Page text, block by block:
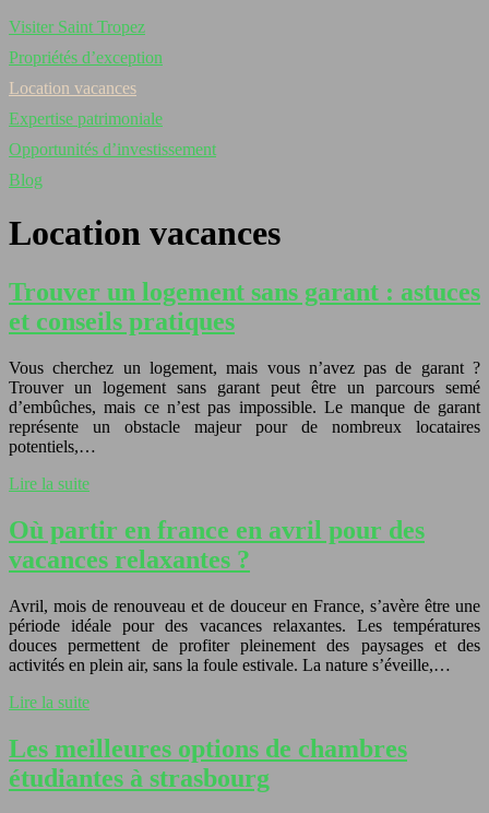
Visiter Saint Tropez
Propriétés d’exception
Location vacances
Expertise patrimoniale
Opportunités d’investissement
Blog
Location vacances
Trouver un logement sans garant : astuces
et conseils pratiques
Vous cherchez un logement, mais vous n’avez pas de garant ?
Trouver un logement sans garant peut être un parcours semé
d’embûches, mais ce n’est pas impossible. Le manque de garant
représente un obstacle majeur pour de nombreux locataires
potentiels,…
Lire la suite
Où partir en france en avril pour des
vacances relaxantes ?
Avril, mois de renouveau et de douceur en France, s’avère être une
période idéale pour des vacances relaxantes. Les températures
douces permettent de profiter pleinement des paysages et des
activités en plein air, sans la foule estivale. La nature s’éveille,…
Lire la suite
Les meilleures options de chambres
étudiantes à strasbourg